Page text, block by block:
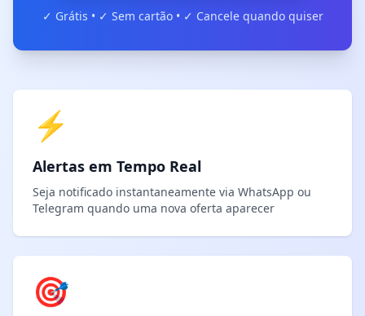
✓ Grátis • ✓ Sem cartão • ✓ Cancele quando quiser
⚡
Alertas em Tempo Real
Seja notificado instantaneamente via WhatsApp ou
Telegram quando uma nova oferta aparecer
🎯